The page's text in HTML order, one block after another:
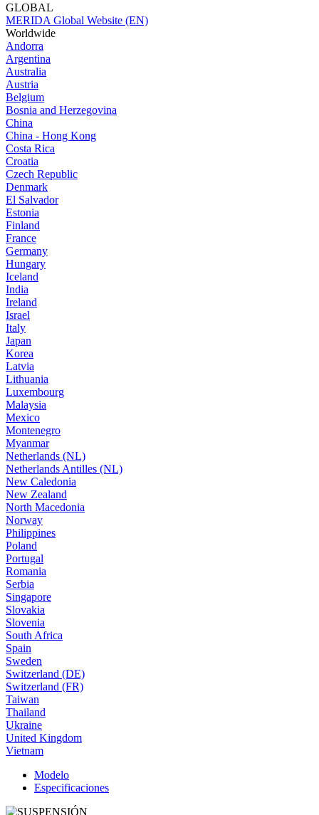
GLOBAL
MERIDA Global Website (EN)
Worldwide
Andorra
Argentina
Australia
Austria
Belgium
Bosnia and Herzegovina
China
China - Hong Kong
Costa Rica
Croatia
Czech Republic
Denmark
El Salvador
Estonia
Finland
France
Germany
Hungary
Iceland
India
Ireland
Israel
Italy
Japan
Korea
Latvia
Lithuania
Luxembourg
Malaysia
Mexico
Montenegro
Myanmar
Netherlands (NL)
Netherlands Antilles (NL)
New Caledonia
New Zealand
North Macedonia
Norway
Philippines
Poland
Portugal
Romania
Serbia
Singapore
Slovakia
Slovenia
South Africa
Spain
Sweden
Switzerland (DE)
Switzerland (FR)
Taiwan
Thailand
Ukraine
United Kingdom
Vietnam
Modelo
Especificaciones